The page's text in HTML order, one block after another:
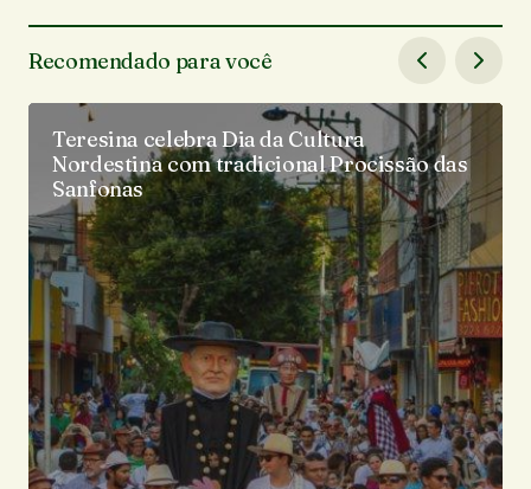
Recomendado para você
Teresina celebra Dia da Cultura
Nordestina com tradicional Procissão das
Sanfonas